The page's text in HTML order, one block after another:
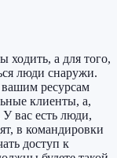
ходить, а для того,
люди снаружи.
ресурсам
клиенты, а,
вас есть люди,
в командировки
доступ к